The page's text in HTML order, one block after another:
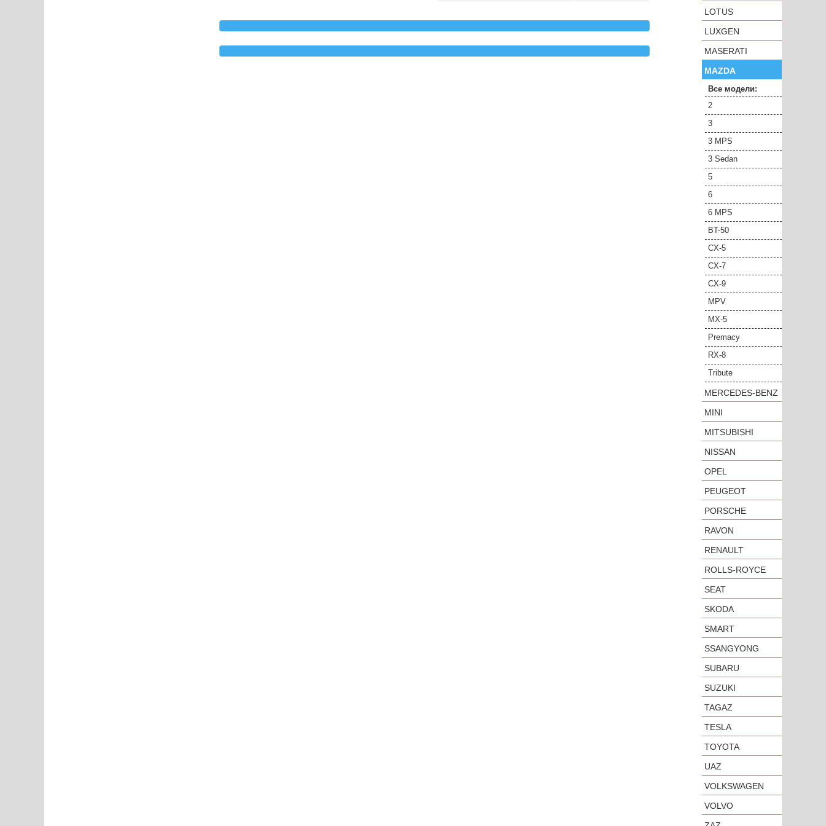
LOTUS
LUXGEN
MASERATI
MAZDA
Все модели:
2
3
3 MPS
3 Sedan
5
6
6 MPS
BT-50
CX-5
CX-7
CX-9
MPV
MX-5
Premacy
RX-8
Tribute
MERCEDES-BENZ
MINI
MITSUBISHI
NISSAN
OPEL
PEUGEOT
PORSCHE
RAVON
RENAULT
ROLLS-ROYCE
SEAT
SKODA
SMART
SSANGYONG
SUBARU
SUZUKI
TAGAZ
TESLA
TOYOTA
UAZ
VOLKSWAGEN
VOLVO